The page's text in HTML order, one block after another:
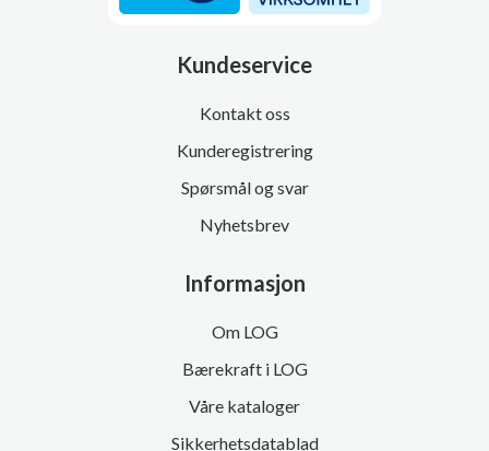
Kundeservice
Kontakt oss
Kunderegistrering
Spørsmål og svar
Nyhetsbrev
Informasjon
Om LOG
Bærekraft i LOG
Våre kataloger
Sikkerhetsdatablad